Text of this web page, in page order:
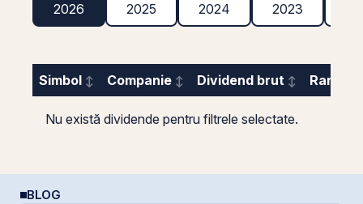
2026 2025 2024 2023
Simbol Companie Dividend brut
Nu există dividende pentru filtrele selectate.
BLOG